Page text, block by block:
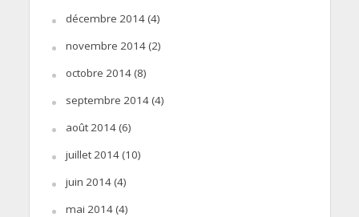
décembre 2014(4)
novembre 2014(2)
octobre 2014(8)
septembre 2014(4)
août 2014(6)
juillet 2014(10)
juin 2014(4)
mai 2014(4)